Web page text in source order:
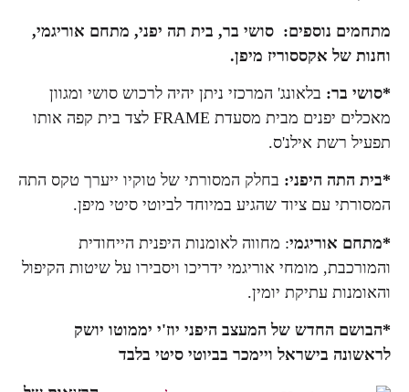
מתחמים נוספים: סושי בר, בית תה יפני, מתחם אוריגמי,
וחנות של אקססוריז מיפן.
*סושי בר: בלאונג' המרכזי ניתן יהיה לרכוש סושי ומגוון
מאכלים יפנים מבית מסעדת FRAME לצד בית קפה אותו
תפעיל רשת אילנ'ס.
*בית התה היפני: בחלק המסורתי של טוקיו ייערך טקס התה
המסורתי עם ציוד שהגיע במיוחד לביוטי סיטי מיפן.
*מתחם אוריגמי: מחווה לאומנות היפנית הייחודית
והמורכבת, מומחי אוריגמי ידריכו ויסבירו על שיטות הקיפול
והאומנות עתיקת יומין.
*הבושם החדש של המעצב היפני יוז'י יממוטו יושק
לראשונה בישראל ויימכר בביוטי סיטי בלבד